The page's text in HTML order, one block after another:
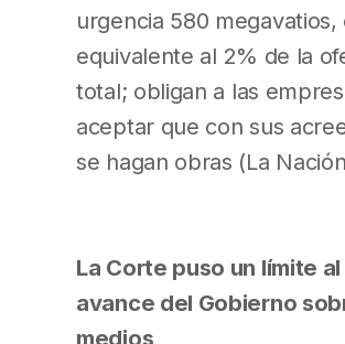
urgencia 580 megavatios,
equivalente al 2% de la
total; obligan a las
aceptar que con sus
se hagan obras (La
La Corte puso un límite al
avance del Gobierno
medios